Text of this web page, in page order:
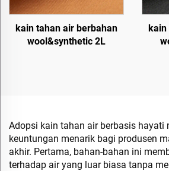
kain tahan air berbahan
wool&synthetic 2L
kain
Adopsi kain tahan air berbasis hayati
keuntungan menarik bagi produsen
akhir. Pertama, bahan-bahan ini
terhadap air yang luar biasa tanpa